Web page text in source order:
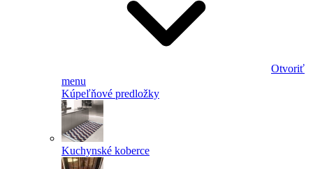
Otvoriť
menu
Kúpeľňové predložky
Kuchynské koberce